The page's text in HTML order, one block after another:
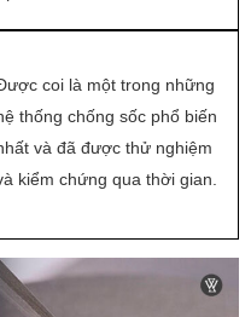
coi là một trong những
thống chống sốc phổ biến
và đã được thử nghiệm
kiểm chứng qua thời gian.